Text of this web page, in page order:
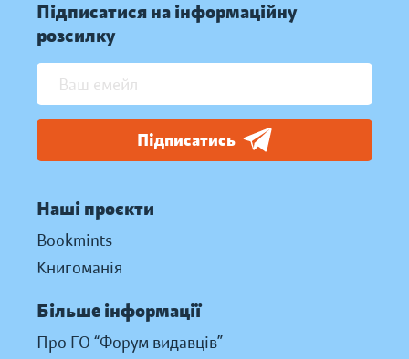
Підписатися на інформаційну
розсилку
Підписатись
Наші проєкти
Bookmints
Книгоманія
Більше інформації
Про ГО “Форум видавців”